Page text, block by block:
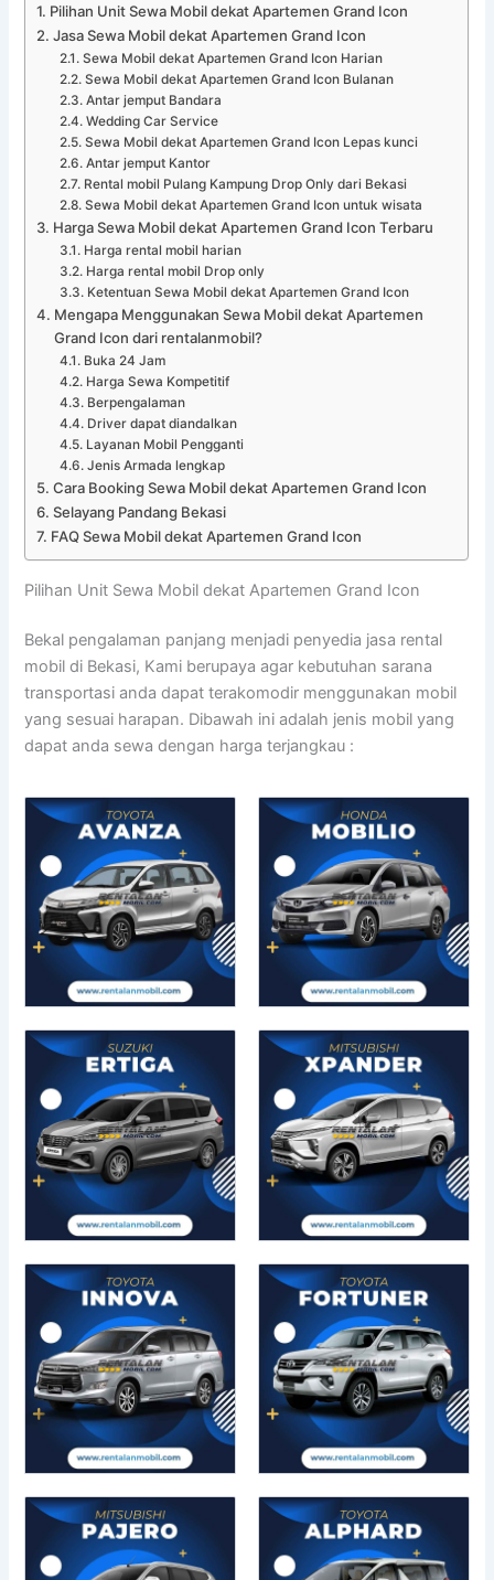
Pilihan Unit Sewa Mobil dekat Apartemen Grand Icon
Jasa Sewa Mobil dekat Apartemen Grand Icon
Sewa Mobil dekat Apartemen Grand Icon Harian
Sewa Mobil dekat Apartemen Grand Icon Bulanan
Antar jemput Bandara
Wedding Car Service
Sewa Mobil dekat Apartemen Grand Icon Lepas kunci
Antar jemput Kantor
Rental mobil Pulang Kampung Drop Only dari Bekasi
Sewa Mobil dekat Apartemen Grand Icon untuk wisata
Harga Sewa Mobil dekat Apartemen Grand Icon Terbaru
Harga rental mobil harian
Harga rental mobil Drop only
Ketentuan Sewa Mobil dekat Apartemen Grand Icon
Mengapa Menggunakan Sewa Mobil dekat Apartemen
Grand Icon dari rentalanmobil?
Buka 24 Jam
Harga Sewa Kompetitif
Berpengalaman
Driver dapat diandalkan
Layanan Mobil Pengganti
Jenis Armada lengkap
Cara Booking Sewa Mobil dekat Apartemen Grand Icon
Selayang Pandang Bekasi
FAQ Sewa Mobil dekat Apartemen Grand Icon
Pilihan Unit Sewa Mobil dekat Apartemen Grand Icon
Bekal pengalaman panjang menjadi penyedia jasa rental
mobil di Bekasi, Kami berupaya agar kebutuhan sarana
transportasi anda dapat terakomodir menggunakan mobil
yang sesuai harapan. Dibawah ini adalah jenis mobil yang
dapat anda sewa dengan harga terjangkau :